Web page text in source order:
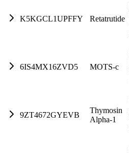
K5KGCL1UPFFY Retatrutide
6IS4MX16ZVD5 MOTS-c
9ZT4672GYEVB
Thymosin
Alpha-1